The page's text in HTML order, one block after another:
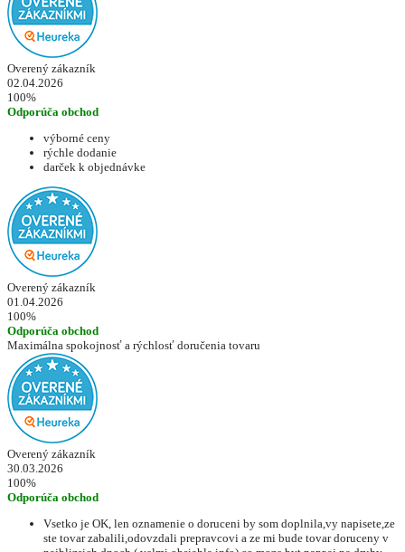
Overený zákazník
02.04.2026
100%
Odporúča obchod
výborné ceny
rýchle dodanie
darček k objednávke
Overený zákazník
01.04.2026
100%
Odporúča obchod
Maximálna spokojnosť a rýchlosť doručenia tovaru
Overený zákazník
30.03.2026
100%
Odporúča obchod
Vsetko je OK, len oznamenie o doruceni by som doplnila,vy napisete,ze
ste tovar zabalili,odovzdali prepravcovi a ze mi bude tovar doruceny v